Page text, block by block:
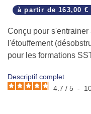
à partir de163,00 €
Conçu pour
l'étouffement
pour les formations
Descriptif complet
4.7 / 5 -